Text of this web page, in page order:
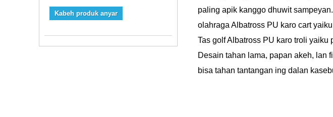
Kabeh produk anyar
paling apik kanggo dhuwit
olahraga Albatross PU karo cart
Tas golf Albatross PU karo troli
Desain tahan lama, papan akeh, lan
bisa tahan tantangan ing dalan